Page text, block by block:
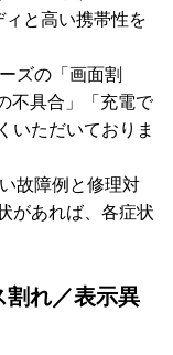
と高い携帯性を
ズの「画面割
不具合」「充電で
いただいておりま
故障例と修理対
があれば、各症状
割れ／表示異